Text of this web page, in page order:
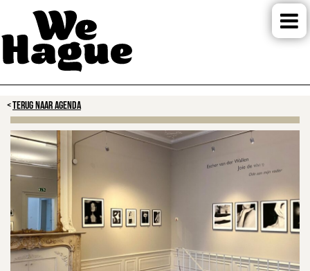
TERUG NAAR AGENDA